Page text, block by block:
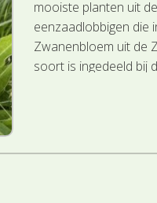
mooiste planten uit
eenzaadlobbigen die
Zwanenbloem uit de
soort is ingedeeld bij